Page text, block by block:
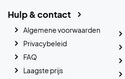
Hulp & contact
Algemene voorwaarden
Privacybeleid
FAQ
Laagste prijs